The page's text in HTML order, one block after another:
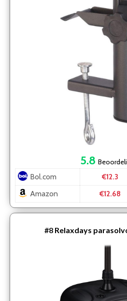
5.8
Bol.com €12.3
Amazon
€12.68
#8 Relaxdays
parasolstandaard –